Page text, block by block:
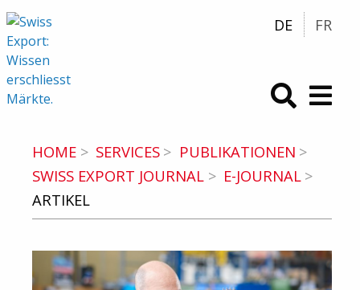
DE FR
HOME SERVICES
PUBLIKATIONEN
SWISS EXPORT JOURNAL
E-JOURNAL
ARTIKEL